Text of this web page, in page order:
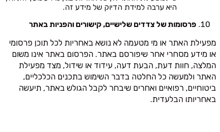
היא ערבה למידת הדיוק של מידע זה.
פרסומות של צדדים שלישיים, קישורים והפניות באתר
מפעילת האתר או מי מטעמה לא נושא באחריות לכל תוכן פרסומי
או מידע מסחרי אחר שיפורסם באתר. הפרסום באתר אינו משום
המלצה, חוות דעת, הבעת דעה, עידוד או שידול, מצד מפעילת
האתר ולמעשה כל החלטה בדבר השימוש בתכנים הכלכליים,
ביטוחיים, רפואיים ואחרים שיבחר לקבל הגולש באתר, תיעשה
באחריותו הבלעדית.